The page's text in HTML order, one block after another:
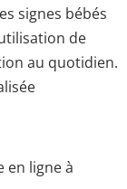
signes bébés
de
au quotidien.
en ligne à